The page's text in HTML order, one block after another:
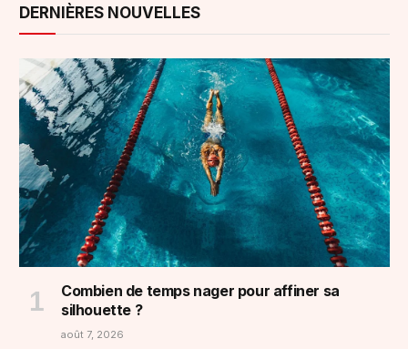
DERNIÈRES NOUVELLES
Combien de temps nager pour affiner sa
silhouette ?
août 7, 2026